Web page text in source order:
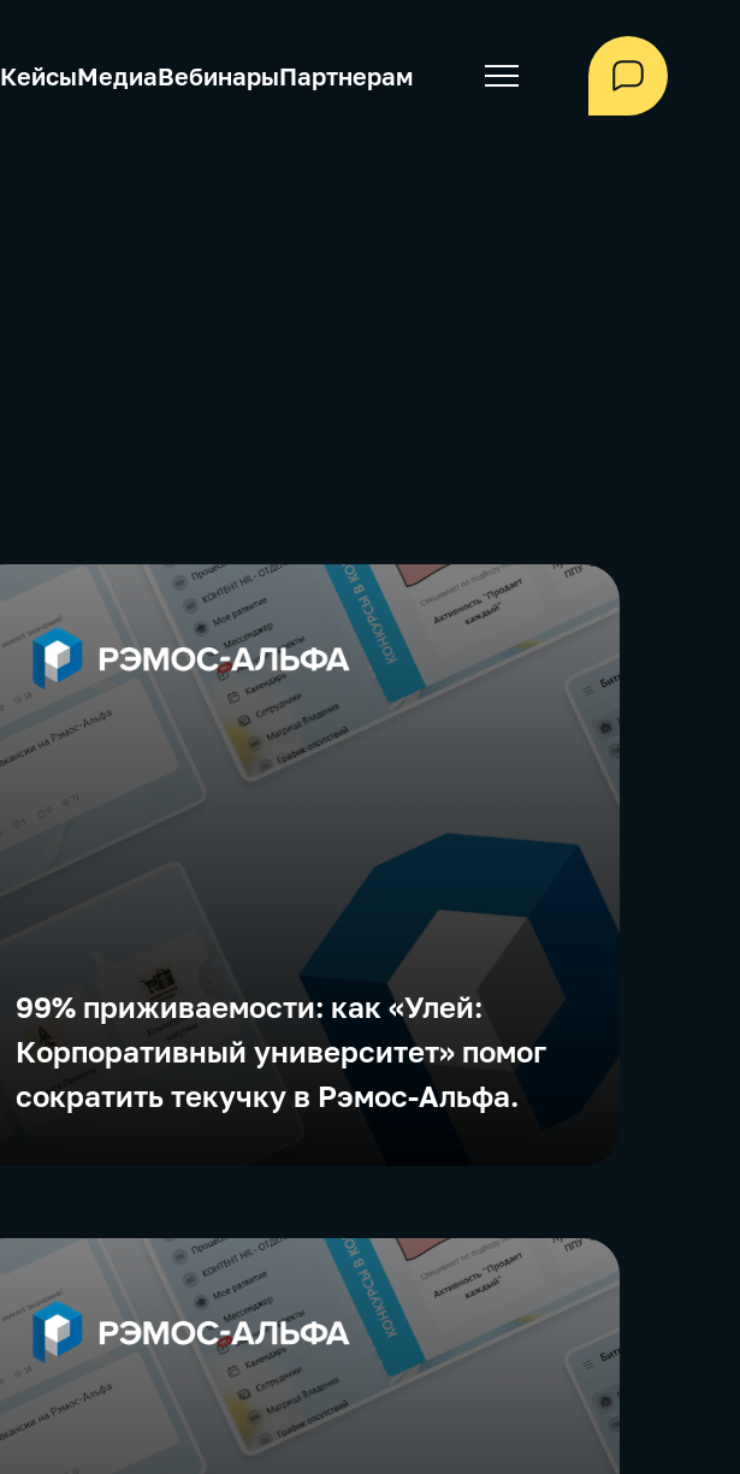
КейсыМедиаВебинарыПартнерам
99% приживаемости: как «Улей:
Корпоративный университет» помог
сократить текучку в Рэмос-Альфа.